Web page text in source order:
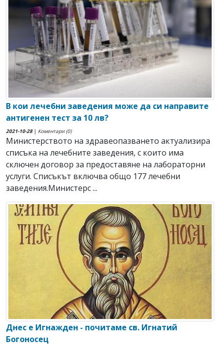
В кои лечебни заведения може да си направите
антигенен тест за 10 лв?
2021-10-28| Коментари (0)
Министерството на здравеопазването актуализира
списъка на лечебните заведения, с които има
сключен договор за предоставяне на лабораторни
услуги. Списъкът включва общо 177 лечебни
заведения.Министерс ...
Днес е Игнажден - почитаме св. Игнатий
Богоносец